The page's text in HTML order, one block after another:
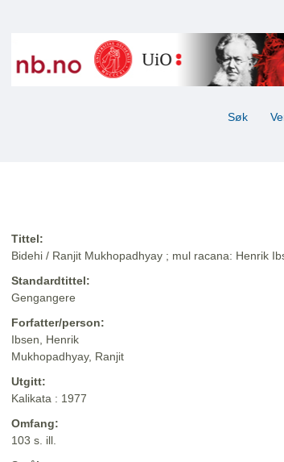
Søk
Tittel:
Bidehi / Ranjit Mukhopadhyay ; mul racana: Henrik
Standardtittel:
Gengangere
Forfatter/person:
Ibsen, Henrik
Mukhopadhyay, Ranjit
Utgitt:
Kalikata : 1977
Omfang:
103 s. ill.